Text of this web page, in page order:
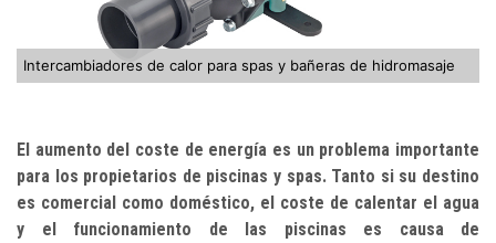
Intercambiadores de calor para spas y bañeras de hidromasaje
El aumento del coste de energía es un problema importante
para los propietarios de piscinas y spas. Tanto si su destino
es comercial como doméstico, el coste de calentar el agua
y el funcionamiento de las piscinas es causa de